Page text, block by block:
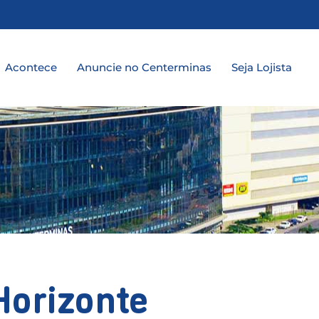
Acontece Anuncie no Centerminas Seja Lojista